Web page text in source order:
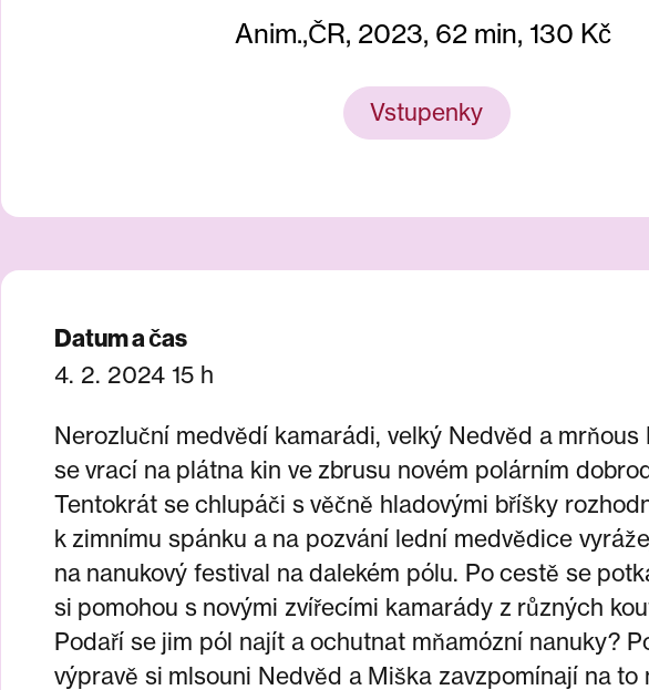
Anim.,ČR, 2023, 62 min, 130 Kč
Vstupenky
Datum a čas
4. 2. 2024 15 h
Nerozluční medvědí kamarádi, velký Nedvěd a mrňous
se vrací na plátna kin ve zbrusu novém polárním
Tentokrát se chlupáči s věčně hladovými bříšky
k zimnímu spánku a na pozvání lední medvědice
na nanukový festival na dalekém pólu. Po cestě se
si pomohou s novými zvířecími kamarády z různých
Podaří se jim pól najít a ochutnat mňamózní nanuky?
výpravě si mlsouni Nedvěd a Miška zavzpomínají na to